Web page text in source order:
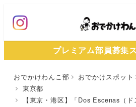
ン
プレミアム部員募集
おでかけわんこ部 おでかけスポット
東京都
【東京・港区】「Dos Escenas（ド